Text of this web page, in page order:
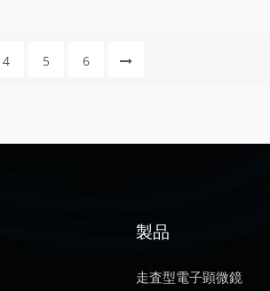
4 5 6
製品
走査型電子顕微鏡